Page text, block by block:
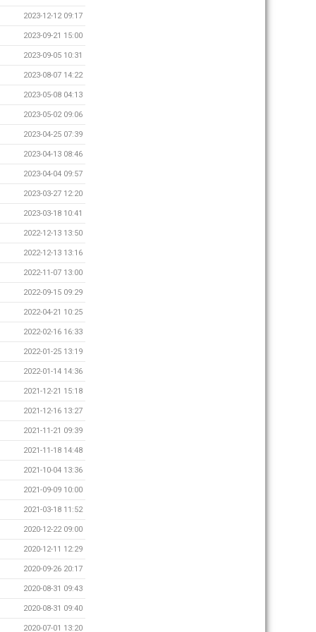
2023-12-12 09:17
2023-09-21 15:00
2023-09-05 10:31
2023-08-07 14:22
2023-05-08 04:13
2023-05-02 09:06
2023-04-25 07:39
2023-04-13 08:46
2023-04-04 09:57
2023-03-27 12:20
2023-03-18 10:41
2022-12-13 13:50
2022-12-13 13:16
2022-11-07 13:00
2022-09-15 09:29
2022-04-21 10:25
2022-02-16 16:33
2022-01-25 13:19
2022-01-14 14:36
2021-12-21 15:18
2021-12-16 13:27
2021-11-21 09:39
2021-11-18 14:48
2021-10-04 13:36
2021-09-09 10:00
2021-03-18 11:52
2020-12-22 09:00
2020-12-11 12:29
2020-09-26 20:17
2020-08-31 09:43
2020-08-31 09:40
2020-07-01 13:20